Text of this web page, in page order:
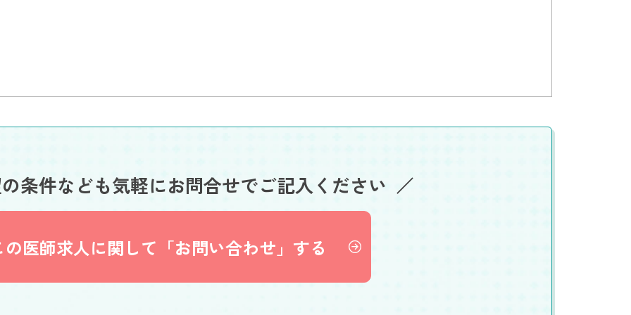
条件なども気軽にお問合せでご記入ください
の医師求人に関して 「お問い合わせ」する